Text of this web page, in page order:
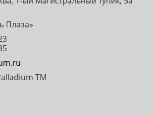
Плаза»
TM